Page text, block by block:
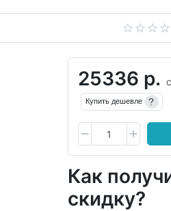
25336 р.
Купить дешевле ?
Как
скидку?